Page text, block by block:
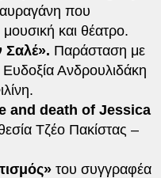
που
μουσική και θέατρο.
Παράσταση με
Ανδρουλιδάκη
and death of Jessica
Τζέο Πακίστας –
του συγγραφέα